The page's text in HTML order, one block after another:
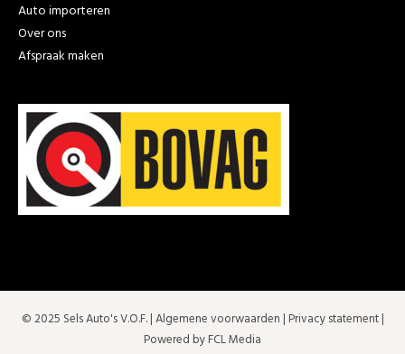
Auto importeren
Over ons
Afspraak maken
© 2025 Sels Auto's V.O.F. |Algemene voorwaarden | Privacy statement|
Powered by FCL Media